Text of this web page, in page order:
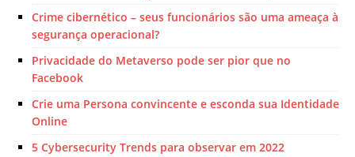
Crime cibernético – seus funcionários são uma ameaça à
segurança operacional?
Privacidade do Metaverso pode ser pior que no
Facebook
Crie uma Persona convincente e esconda sua Identidade
Online
5 Cybersecurity Trends para observar em 2022